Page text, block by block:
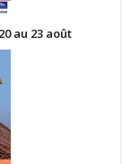
au 23 août